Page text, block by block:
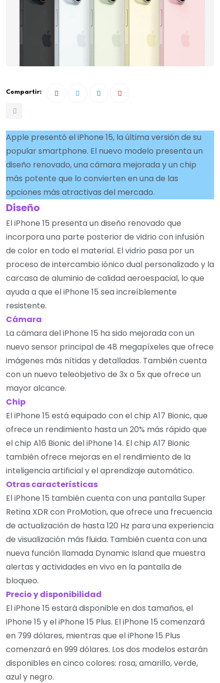
Compartir:
Apple presentó el iPhone 15, la última versión de su
popular smartphone. El nuevo modelo presenta un
diseño renovado, una cámara mejorada y un chip
más potente que lo convierten en una de las
opciones más atractivas del mercado.
Diseño
El iPhone 15 presenta un diseño renovado que
incorpora una parte posterior de vidrio con infusión
de color en todo el material. El vidrio pasa por un
proceso de intercambio iónico dual personalizado y la
carcasa de aluminio de calidad aeroespacial, lo que
ayuda a que el iPhone 15 sea increíblemente
resistente.
Cámara
La cámara del iPhone 15 ha sido mejorada con un
nuevo sensor principal de 48 megapíxeles que ofrece
imágenes más nítidas y detalladas. También cuenta
con un nuevo teleobjetivo de 3x o 5x que ofrece un
mayor alcance.
Chip
El iPhone 15 está equipado con el chip A17 Bionic, que
ofrece un rendimiento hasta un 20% más rápido que
el chip A16 Bionic del iPhone 14. El chip A17 Bionic
también ofrece mejoras en el rendimiento de la
inteligencia artificial y el aprendizaje automático.
Otras características
El iPhone 15 también cuenta con una pantalla Super
Retina XDR con ProMotion, que ofrece una frecuencia
de actualización de hasta 120 Hz para una experiencia
de visualización más fluida. También cuenta con una
nueva función llamada Dynamic Island que muestra
alertas y actividades en vivo en la pantalla de
bloqueo.
Precio y disponibilidad
El iPhone 15 estará disponible en dos tamaños, el
iPhone 15 y el iPhone 15 Plus. El iPhone 15 comenzará
en 799 dólares, mientras que el iPhone 15 Plus
comenzará en 999 dólares. Los dos modelos estarán
disponibles en cinco colores: rosa, amarillo, verde,
azul y negro.